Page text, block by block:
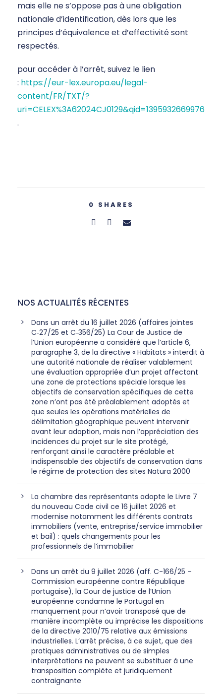
mais elle ne s’oppose pas à une obligation
nationale d’identification, dès lors que les
principes d’équivalence et d’effectivité sont
respectés.
pour accéder à l’arrêt, suivez le lien
: https://eur-lex.europa.eu/legal-
content/FR/TXT/?
uri=CELEX%3A62024CJ0129&qid=1395932669976
.
0 SHARES
NOS ACTUALITÉS RÉCENTES
Dans un arrêt du 16 juillet 2026 (affaires jointes
C‑27/25 et C‑356/25) La Cour de Justice de
l’Union européenne a considéré que l’article 6,
paragraphe 3, de la directive « Habitats » interdit à
une autorité nationale de réaliser valablement
une évaluation appropriée d’un projet affectant
une zone de protections spéciale lorsque les
objectifs de conservation spécifiques de cette
zone n’ont pas été préalablement adoptés et
que seules les opérations matérielles de
délimitation géographique peuvent intervenir
avant leur adoption, mais non l’appréciation des
incidences du projet sur le site protégé,
renforçant ainsi le caractère préalable et
indispensable des objectifs de conservation dans
le régime de protection des sites Natura 2000
La chambre des représentants adopte le Livre 7
du nouveau Code civil ce 16 juillet 2026 et
modernise notamment les différents contrats
immobiliers (vente, entreprise/service immobilier
et bail) : quels changements pour les
professionnels de l’immobilier
Dans un arrêt du 9 juillet 2026 (aff. C-166/25 –
Commission européenne contre République
portugaise), la Cour de justice de l’Union
européenne condamne le Portugal en
manquement pour n’avoir transposé que de
manière incomplète ou imprécise les dispositions
de la directive 2010/75 relative aux émissions
industrielles. L’arrêt précise, à ce sujet, que des
pratiques administratives ou de simples
interprétations ne peuvent se substituer à une
transposition complète et juridiquement
contraignante